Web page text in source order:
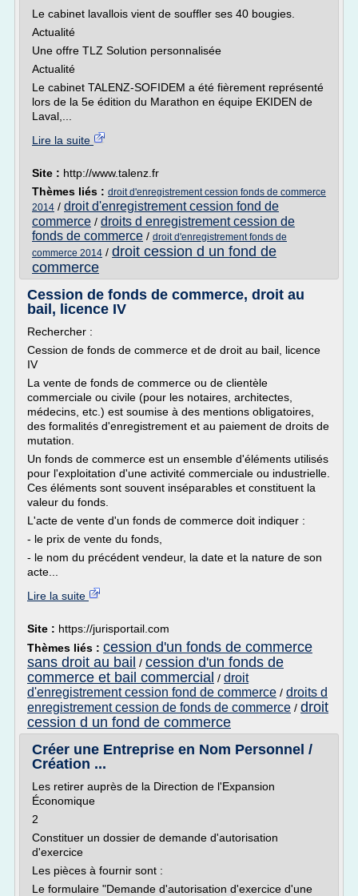
Le cabinet lavallois vient de souffler ses 40 bougies.
Actualité
Une offre TLZ Solution personnalisée
Actualité
Le cabinet TALENZ-SOFIDEM a été fièrement représenté
lors de la 5e édition du Marathon en équipe EKIDEN de
Laval,...
Lire la suite
Site : http://www.talenz.fr
Thèmes liés : droit d'enregistrement cession fonds de commerce
2014 / droit d'enregistrement cession fond de
commerce / droits d enregistrement cession de
fonds de commerce / droit d'enregistrement fonds de
commerce 2014 / droit cession d un fond de
commerce
Cession de fonds de commerce, droit au
bail, licence IV
Rechercher :
Cession de fonds de commerce et de droit au bail, licence
IV
La vente de fonds de commerce ou de clientèle
commerciale ou civile (pour les notaires, architectes,
médecins, etc.) est soumise à des mentions obligatoires,
des formalités d'enregistrement et au paiement de droits de
mutation.
Un fonds de commerce est un ensemble d'éléments utilisés
pour l'exploitation d'une activité commerciale ou industrielle.
Ces éléments sont souvent inséparables et constituent la
valeur du fonds.
L'acte de vente d'un fonds de commerce doit indiquer :
- le prix de vente du fonds,
- le nom du précédent vendeur, la date et la nature de son
acte...
Lire la suite
Site : https://jurisportail.com
Thèmes liés : cession d'un fonds de commerce
sans droit au bail / cession d'un fonds de
commerce et bail commercial / droit
d'enregistrement cession fond de commerce / droits d
enregistrement cession de fonds de commerce / droit
cession d un fond de commerce
Créer une Entreprise en Nom Personnel /
Création ...
Les retirer auprès de la Direction de l'Expansion
Économique
2
Constituer un dossier de demande d'autorisation
d'exercice
Les pièces à fournir sont :
Le formulaire "Demande d'autorisation d'exercice d'une